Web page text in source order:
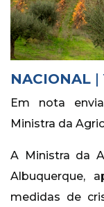
Vídeos
Contactos
NACIONAL |
Em nota
Ministra da
A Ministra da
Albuquerque,
medidas de